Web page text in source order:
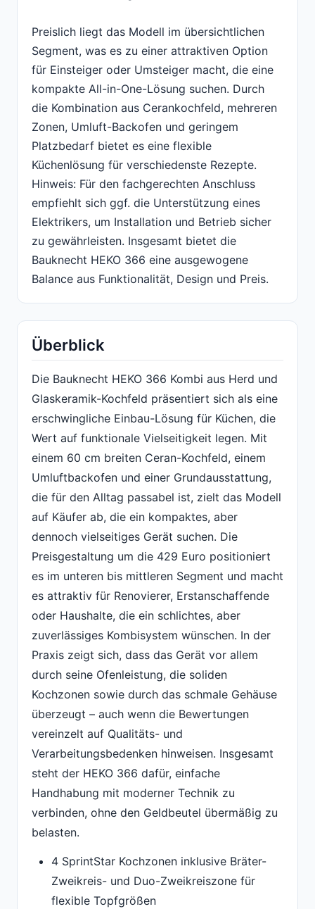
Preislich liegt das Modell im übersichtlichen
Segment, was es zu einer attraktiven Option
für Einsteiger oder Umsteiger macht, die eine
kompakte All-in-One-Lösung suchen. Durch
die Kombination aus Cerankochfeld, mehreren
Zonen, Umluft-Backofen und geringem
Platzbedarf bietet es eine flexible
Küchenlösung für verschiedenste Rezepte.
Hinweis: Für den fachgerechten Anschluss
empfiehlt sich ggf. die Unterstützung eines
Elektrikers, um Installation und Betrieb sicher
zu gewährleisten. Insgesamt bietet die
Bauknecht HEKO 366 eine ausgewogene
Balance aus Funktionalität, Design und Preis.
Überblick
Die Bauknecht HEKO 366 Kombi aus Herd und
Glaskeramik-Kochfeld präsentiert sich als eine
erschwingliche Einbau-Lösung für Küchen, die
Wert auf funktionale Vielseitigkeit legen. Mit
einem 60 cm breiten Ceran-Kochfeld, einem
Umluftbackofen und einer Grundausstattung,
die für den Alltag passabel ist, zielt das Modell
auf Käufer ab, die ein kompaktes, aber
dennoch vielseitiges Gerät suchen. Die
Preisgestaltung um die 429 Euro positioniert
es im unteren bis mittleren Segment und macht
es attraktiv für Renovierer, Erstanschaffende
oder Haushalte, die ein schlichtes, aber
zuverlässiges Kombisystem wünschen. In der
Praxis zeigt sich, dass das Gerät vor allem
durch seine Ofenleistung, die soliden
Kochzonen sowie durch das schmale Gehäuse
überzeugt – auch wenn die Bewertungen
vereinzelt auf Qualitäts- und
Verarbeitungsbedenken hinweisen. Insgesamt
steht der HEKO 366 dafür, einfache
Handhabung mit moderner Technik zu
verbinden, ohne den Geldbeutel übermäßig zu
belasten.
4 SprintStar Kochzonen inklusive Bräter-
Zweikreis- und Duo-Zweikreiszone für
flexible Topfgrößen